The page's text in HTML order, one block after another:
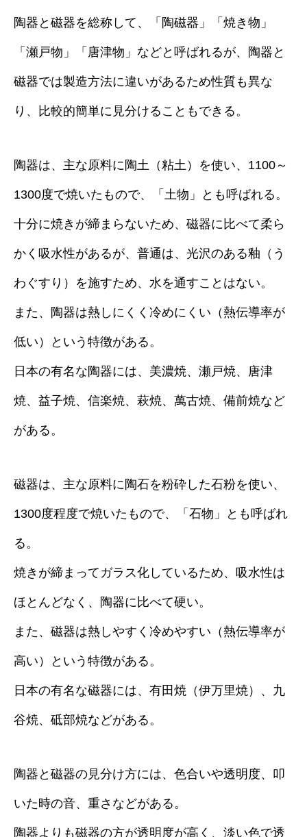
陶器と磁器を総称して、「陶磁器」「焼き物」
「瀬戸物」「唐津物」などと呼ばれるが、陶器と
磁器では製造方法に違いがあるため性質も異な
り、比較的簡単に見分けることもできる。
陶器は、主な原料に陶土（粘土）を使い、1100～
1300度で焼いたもので、「土物」とも呼ばれる。
十分に焼きが締まらないため、磁器に比べて柔ら
かく吸水性があるが、普通は、光沢のある釉（う
わぐすり）を施すため、水を通すことはない。
また、陶器は熱しにくく冷めにくい（熱伝導率が
低い）という特徴がある。
日本の有名な陶器には、美濃焼、瀬戸焼、唐津
焼、益子焼、信楽焼、萩焼、萬古焼、備前焼など
がある。
磁器は、主な原料に陶石を粉砕した石粉を使い、
1300度程度で焼いたもので、「石物」とも呼ばれ
る。
焼きが締まってガラス化しているため、吸水性は
ほとんどなく、陶器に比べて硬い。
また、磁器は熱しやすく冷めやすい（熱伝導率が
高い）という特徴がある。
日本の有名な磁器には、有田焼（伊万里焼）、九
谷焼、砥部焼などがある。
陶器と磁器の見分け方には、色合いや透明度、叩
いた時の音、重さなどがある。
陶器よりも磁器の方が透明度が高く、淡い色で透